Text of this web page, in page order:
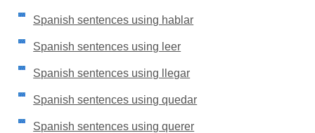
Spanish sentences using hablar
Spanish sentences using leer
Spanish sentences using llegar
Spanish sentences using quedar
Spanish sentences using querer